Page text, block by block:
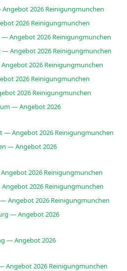
Praxisreinigung Grünwald — Angebot 2026 Reinigungmunchen
Praxisreinigung Haar — Angebot 2026 Reinigungmunchen
Praxisreinigung Haidhausen — Angebot 2026 Reinigungmunchen
Praxisreinigung Isarvorstadt — Angebot 2026 Reinigungmunchen
Praxisreinigung Ismaning — Angebot 2026 Reinigungmunchen
Praxisreinigung Laim — Angebot 2026 Reinigungmunchen
Praxisreinigung Lehel — Angebot 2026 Reinigungmunchen
— Angebot 2026
Praxisreinigung Maxvorstadt — Angebot 2026 Reinigungmunchen
— Angebot 2026
Praxisreinigung Moosach — Angebot 2026 Reinigungmunchen
Praxisreinigung München — Angebot 2026 Reinigungmunchen
Praxisreinigung Neuhausen — Angebot 2026 Reinigungmunchen
— Angebot 2026
— Angebot 2026
Praxisreinigung Ottobrunn — Angebot 2026 Reinigungmunchen